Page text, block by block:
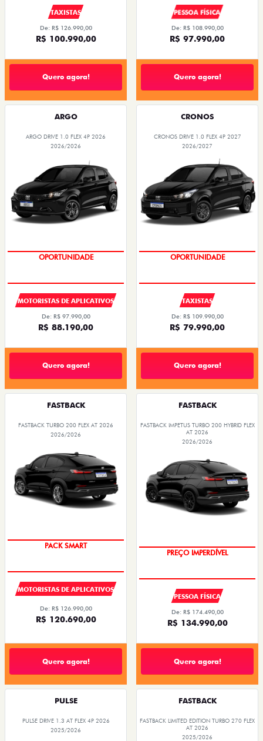
TAXISTAS
De: R$ 126.990,00
R$ 100.990,00
Quero agora!
PESSOA FÍSICA
De: R$ 108.990,00
R$ 97.990,00
Quero agora!
ARGO
ARGO DRIVE 1.0 FLEX 4P 2026
2026/2026
OPORTUNIDADE
MOTORISTAS DE APLICATIVOS
De: R$ 97.990,00
R$ 88.190,00
Quero agora!
CRONOS
CRONOS DRIVE 1.0 FLEX 4P 2027
2026/2027
OPORTUNIDADE
TAXISTAS
De: R$ 109.990,00
R$ 79.990,00
Quero agora!
FASTBACK
FASTBACK TURBO 200 FLEX AT 2026
2026/2026
PACK SMART
MOTORISTAS DE APLICATIVOS
De: R$ 126.990,00
R$ 120.690,00
Quero agora!
FASTBACK
FASTBACK IMPETUS TURBO 200 HYBRID FLEX
AT 2026
2026/2026
PREÇO IMPERDÍVEL
PESSOA FÍSICA
De: R$ 174.490,00
R$ 134.990,00
Quero agora!
PULSE
PULSE DRIVE 1.3 AT FLEX 4P 2026
2025/2026
FASTBACK
FASTBACK LIMITED EDITION TURBO 270 FLEX
AT 2026
2025/2026